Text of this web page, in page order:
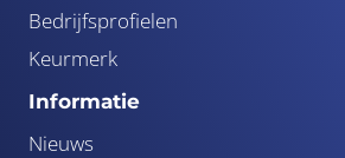
Bedrijfsprofielen
Keurmerk
Informatie
Nieuws